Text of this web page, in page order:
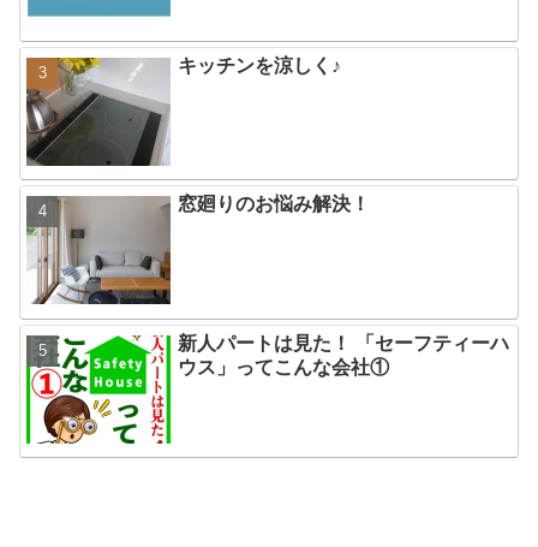
キッチンを涼しく♪
窓廻りのお悩み解決！
新人パートは見た！ 「セーフティーハ
ウス」ってこんな会社①